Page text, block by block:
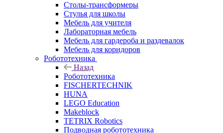
Столы-трансформеры
Стулья для школы
Мебель для учителя
Лабораторная мебель
Мебель для гардероба и раздевалок
Мебель для коридоров
Робототехника
Назад
Робототехника
FISCHERTECHNIK
HUNA
LEGO Education
Makeblock
TETRIX Robotics
Подводная робототехника